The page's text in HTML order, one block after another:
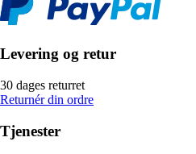
Levering og retur
30 dages returret
Returnér din ordre
Tjenester